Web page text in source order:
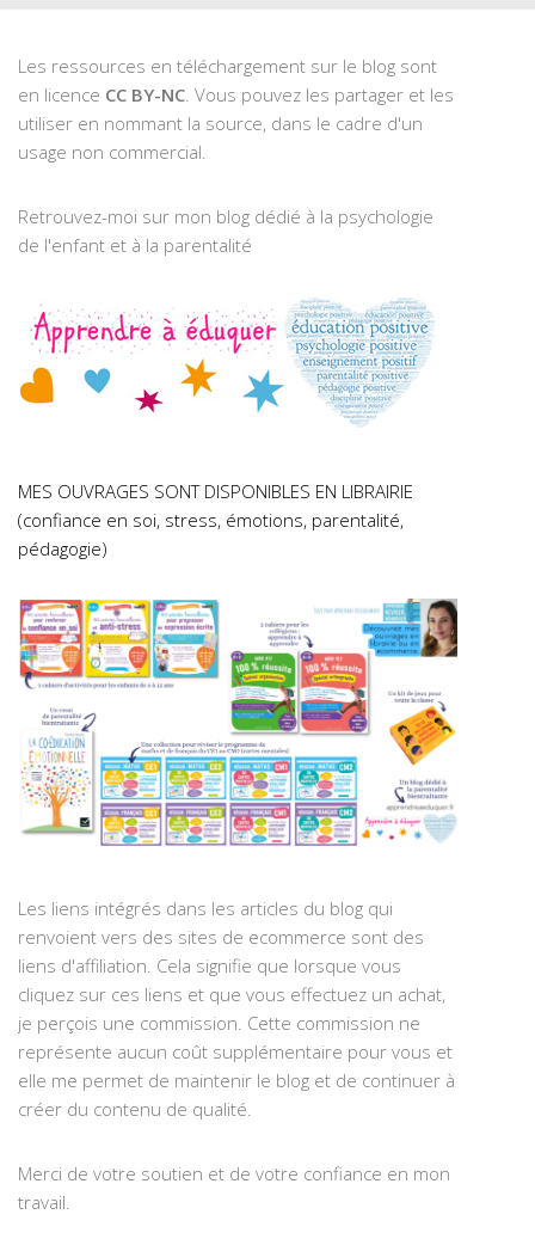
Les ressources en téléchargement sur le blog sont
en licence CC BY-NC . Vous pouvez les partager et les
utiliser en nommant la source, dans le cadre d'un
usage non commercial.
Retrouvez-moi sur mon blog dédié à la psychologie
de l'enfant et à la parentalité
MES OUVRAGES SONT DISPONIBLES EN LIBRAIRIE
(confiance en soi, stress, émotions, parentalité,
pédagogie)
Les liens intégrés dans les articles du blog qui
renvoient vers des sites de ecommerce sont des
liens d'affiliation. Cela signifie que lorsque vous
cliquez sur ces liens et que vous effectuez un achat,
je perçois une commission. Cette commission ne
représente aucun coût supplémentaire pour vous et
elle me permet de maintenir le blog et de continuer à
créer du contenu de qualité.
Merci de votre soutien et de votre confiance en mon
travail.